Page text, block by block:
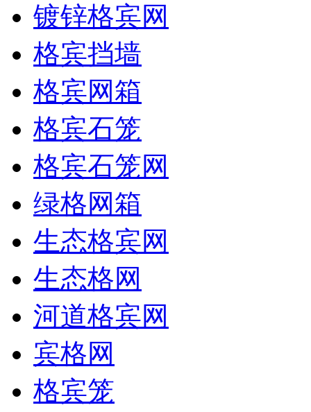
镀锌格宾网
格宾挡墙
格宾网箱
格宾石笼
格宾石笼网
绿格网箱
生态格宾网
生态格网
河道格宾网
宾格网
格宾笼